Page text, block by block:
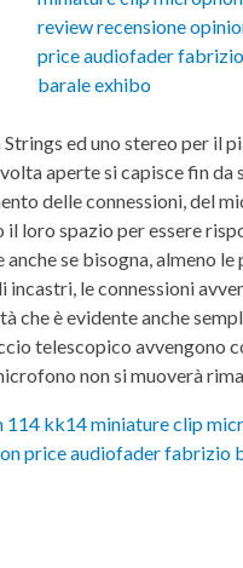
ed uno stereo per il
aperte si capisce fin
delle connessioni, del
loro spazio per essere
se bisogna, almeno
le connessioni
che è evidente anche
telescopico avvengono
non si muoverà